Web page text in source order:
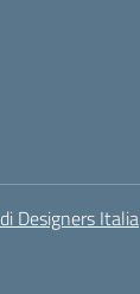
Designers Italia